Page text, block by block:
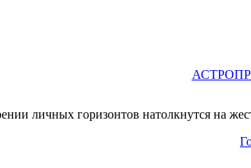
личных горизонтов натолкнутся на